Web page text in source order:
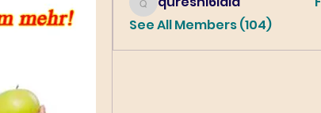
qureshi6lala
See All Members (104)